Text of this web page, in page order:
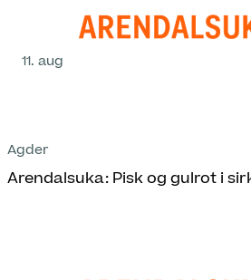
11. aug
Agder
Arendalsuka: Pisk og gulrot i